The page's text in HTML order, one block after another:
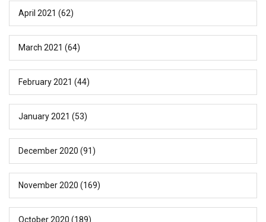
April 2021 (62)
March 2021 (64)
February 2021 (44)
January 2021 (53)
December 2020 (91)
November 2020 (169)
October 2020 (189)